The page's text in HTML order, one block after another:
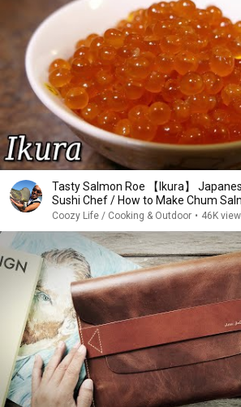
Tasty Salmon Roe 【Ikura】
Sushi Chef / How to Make Chum
Coozy Life / Cooking & Outdoor • 46K